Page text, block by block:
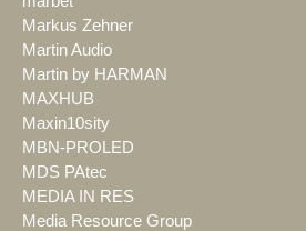
Markus Zehner
Martin Audio
Martin by HARMAN
MAXHUB
Maxin10sity
MBN-PROLED
MDS PAtec
MEDIA IN RES
Media Resource Group